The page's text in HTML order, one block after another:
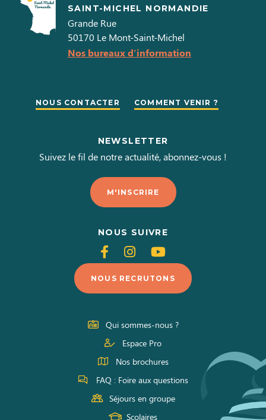
SAINT-MICHEL NORMANDIE
Grande Rue
50170 Le Mont-Saint-Michel
Nos bureaux d'information
NOUS CONTACTER COMMENT VENIR ?
NEWSLETTER
Suivez le fil de notre actualité, abonnez-vous !
M'INSCRIRE
NOUS SUIVRE
Suivez-
nous
sur
Facebook
Suivez-
nous
sur
Instagram
Suivez-
nous
sur
Youtube
NOUS RECRUTONS
Qui sommes-nous ?
Espace Pro
Nos brochures
FAQ : Foire aux questions
Séjours en groupe
Scolaires